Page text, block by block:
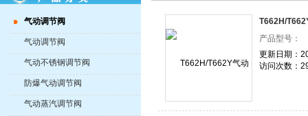
气动调节阀
气动调节阀
气动不锈钢调节阀
防爆气动调节阀
气动蒸汽调节阀
T662H/
产品型号：
更新日期：
访问次数：